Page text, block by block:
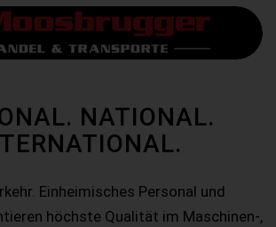
NATIONAL.
Einheimisches Personal und
höchste Qualität im Maschinen-,